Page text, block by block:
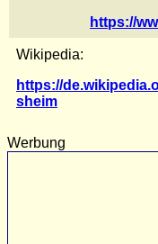
https://
Wikipedia:
https://
sheim
Werbung